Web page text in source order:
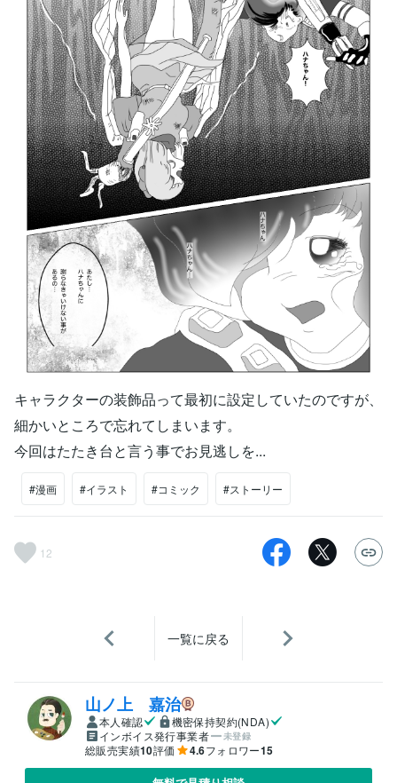
キャラクターの装飾品って最初に設定していたのですが、
細かいところで忘れてしまいます。
今回はたたき台と言う事でお見逃しを...
#漫画 #イラスト #コミック #ストーリー
12
一覧に戻る
山ノ上 嘉治
本人確認
機密保持契約(NDA)
インボイス発行事業者
未登録
総販売実績10評価 4.6フォロワー15